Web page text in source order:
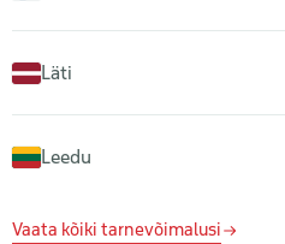
Läti
Leedu
Vaata kõiki tarnevõimalusi